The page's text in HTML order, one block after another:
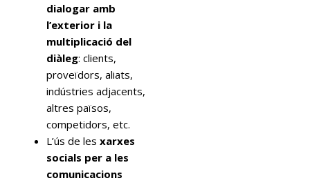
dialogar amb
l’exterior i la
multiplicació del
diàleg: clients,
proveïdors, aliats,
indústries adjacents,
altres països,
competidors, etc.
L’ús de les xarxes
socials per a les
comunicacions